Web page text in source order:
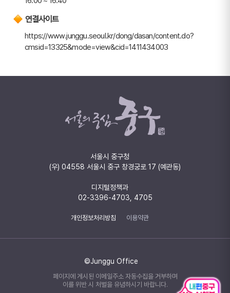
연결사이트
https://www.junggu.seoul.kr/dong/dasan/content.do?
cmsid=13325&mode=view&cid=1411434003
서울시 중구청
(우) 04558 서울시 중구 창경궁로 17 (예관동)
디지털정책과
02-3396-4703, 4705
개인정보처리방침 이용약관
©Junggu Office
페이지에 게시된 이메일주소 자동수집을 거부하며
이를 위반 시 처벌을 유념하시기 바랍니다.